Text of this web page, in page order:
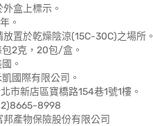
盒上標示。
。
置於乾燥陰涼(15C-30C)之場所。
2克，20包/盒。
。
國際有限公司。
新店區寶橋路154巷1號1樓。
8998
邦產物保險股份有限公司